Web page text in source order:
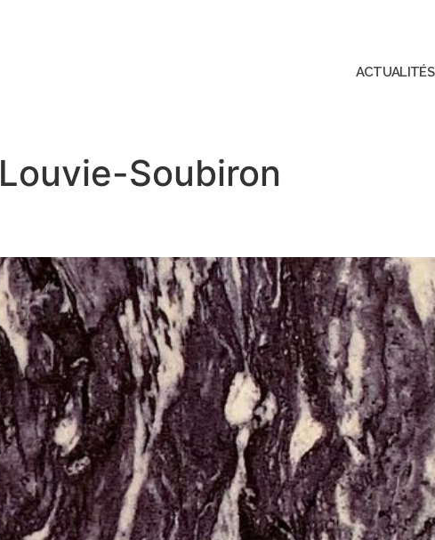
ACTUALITÉS
Louvie-Soubiron